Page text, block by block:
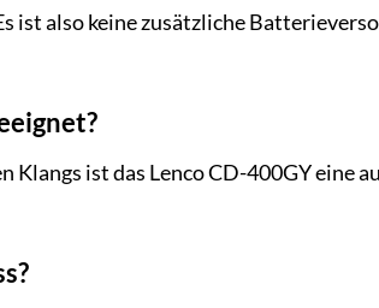
ist also keine zusätzliche
ist das Lenco CD-400GY eine